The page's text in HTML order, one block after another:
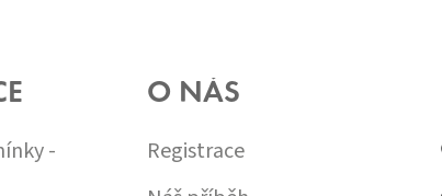
-
O NÁS
Registrace